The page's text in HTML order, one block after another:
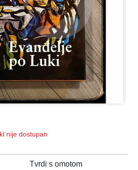
nije dostupan
Tvrdi s omotom